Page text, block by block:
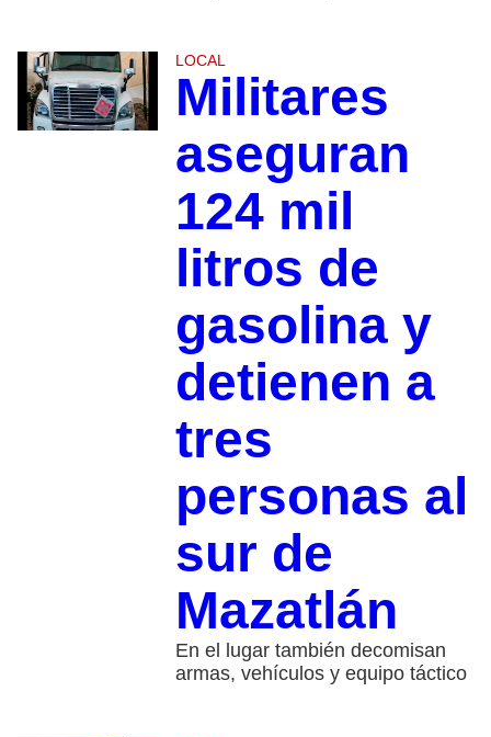
LOCAL
Militares
aseguran
124 mil
litros de
gasolina y
detienen a
tres
personas al
sur de
Mazatlán
En el lugar también decomisan
armas, vehículos y equipo táctico